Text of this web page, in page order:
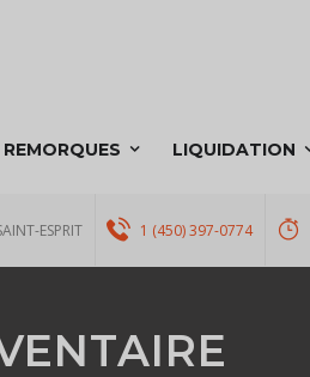
REMORQUES LIQUIDATION
ESPRIT 1 (450) 397-0774